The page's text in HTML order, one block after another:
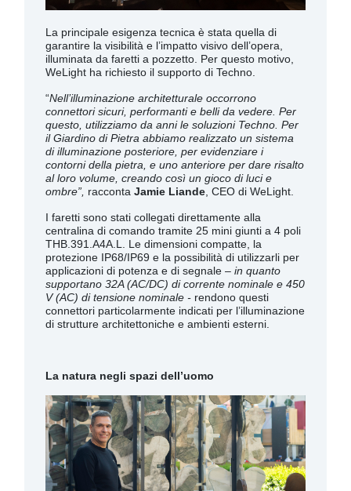
La principale esigenza tecnica è stata quella di
garantire la visibilità e l’impatto visivo dell’opera,
illuminata da faretti a pozzetto. Per questo motivo,
WeLight ha richiesto il supporto di Techno.
“Nell’illuminazione architetturale occorrono
connettori sicuri, performanti e belli da vedere. Per
questo, utilizziamo da anni le soluzioni Techno. Per
il Giardino di Pietra abbiamo realizzato un sistema
di illuminazione posteriore, per evidenziare i
contorni della pietra, e uno anteriore per dare risalto
al loro volume, creando così un gioco di luci e
ombre”, raccontaJamie Liande , CEO di WeLight.
I faretti sono stati collegati direttamente alla
centralina di comando tramite 25 mini giunti a 4 poli
THB.391.A4A.L. Le dimensioni compatte, la
protezione IP68/IP69 e la possibilità di utilizzarli per
applicazioni di potenza e di segnale –in quanto
supportano 32A (AC/DC) di corrente nominale e 450
V (AC) di tensione nominale - rendono questi
connettori particolarmente indicati per l’illuminazione
di strutture architettoniche e ambienti esterni.
La natura negli spazi dell’uomo